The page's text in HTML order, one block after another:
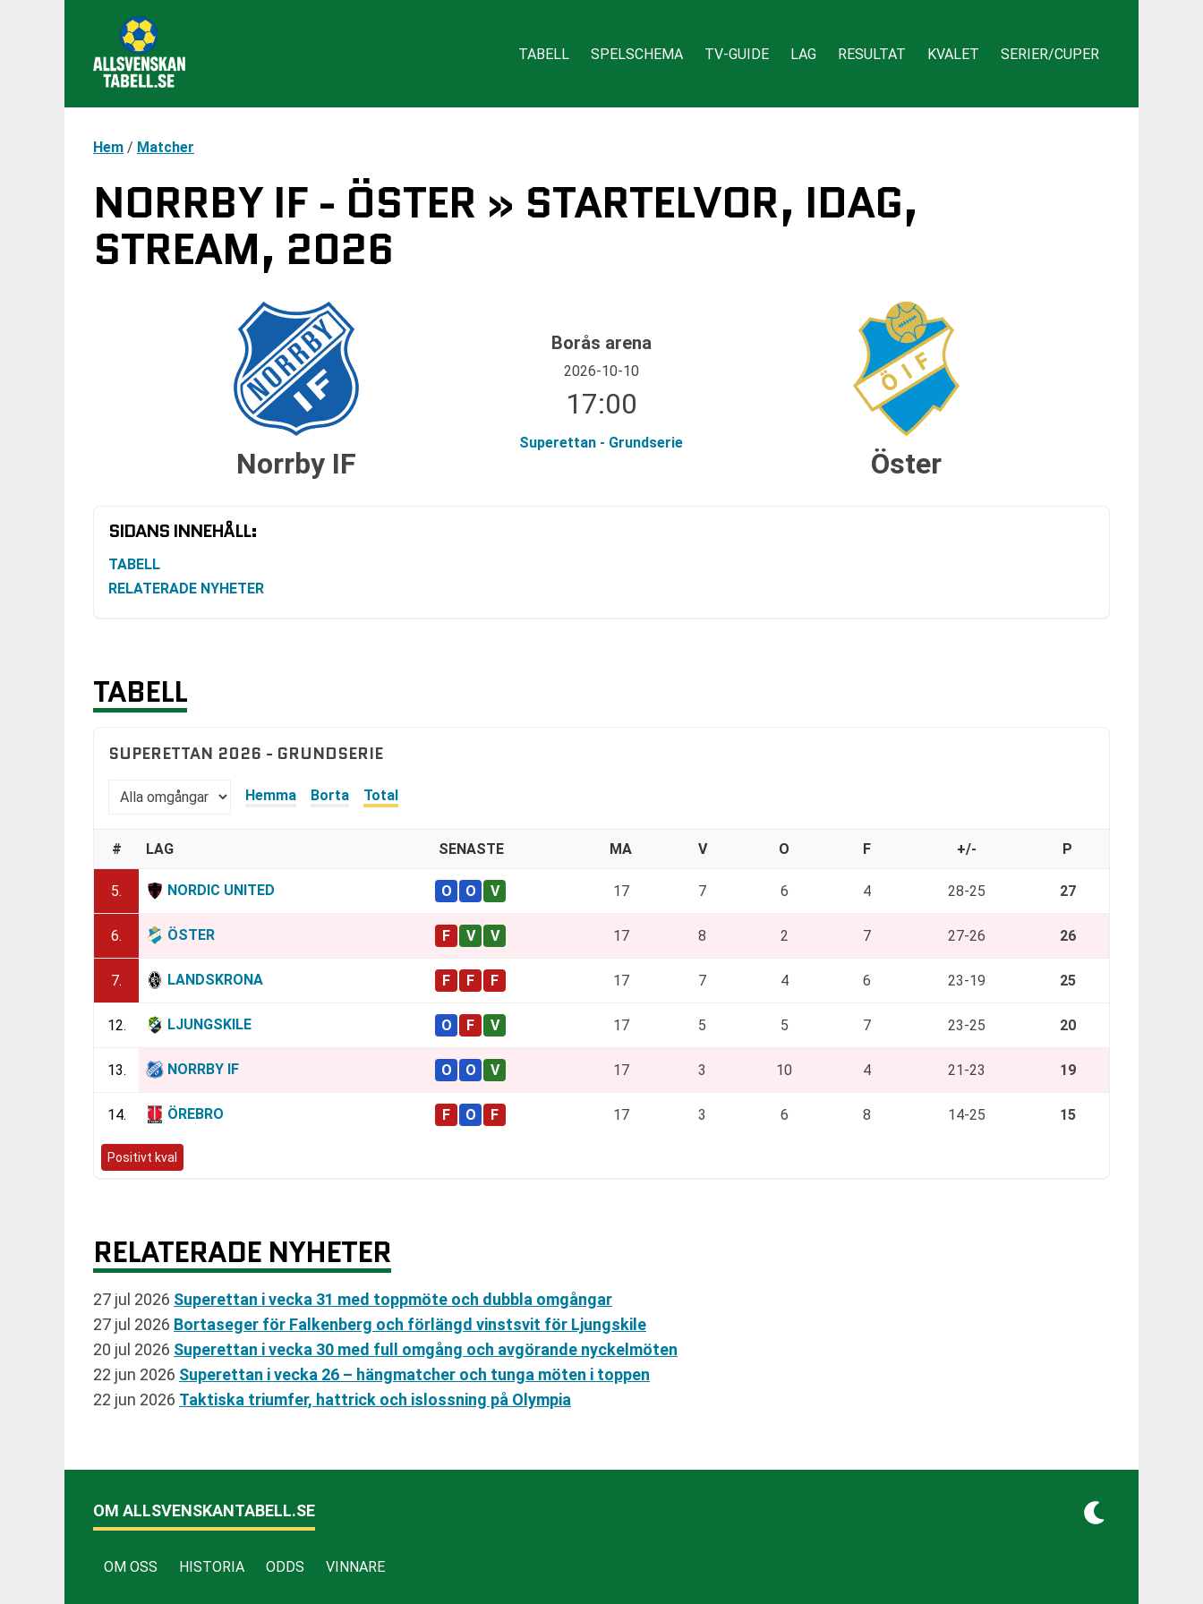
TABELL SPELSCHEMA TV-GUIDE LAG RESULTAT KVALET SERIER/CUPER
Hem / Matcher
NORRBY IF - ÖSTER » STARTELVOR, IDAG,
STREAM, 2026
Norrby IF
Borås arena
2026-10-10
17:00
Superettan - Grundserie
Öster
SIDANS INNEHÅLL:
TABELL
RELATERADE NYHETER
TABELL
SUPERETTAN 2026 - GRUNDSERIE
Hemma Borta Total
# LAG SENASTE MA V O F +/- P
5. NORDIC UNITED 17 7 6 4 28-25 27
6. ÖSTER 17 8 2 7 27-26 26
7. LANDSKRONA 17 7 4 6 23-19 25
12. LJUNGSKILE 17 5 5 7 23-25 20
13. NORRBY IF 17 3 10 4 21-23 19
14. ÖREBRO 17 3 6 8 14-25 15
Positivt kval
RELATERADE NYHETER
27 jul 2026 Superettan i vecka 31 med toppmöte och dubbla omgångar
27 jul 2026 Bortaseger för Falkenberg och förlängd vinstsvit för Ljungskile
20 jul 2026 Superettan i vecka 30 med full omgång och avgörande nyckelmöten
22 jun 2026 Superettan i vecka 26 – hängmatcher och tunga möten i toppen
22 jun 2026 Taktiska triumfer, hattrick och islossning på Olympia
OM ALLSVENSKANTABELL.SE
OM OSS HISTORIA ODDS VINNARE